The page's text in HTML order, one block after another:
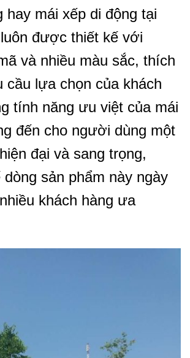
hay mái xếp di động tại
được thiết kế với
và nhiều màu sắc, thích
cầu lựa chọn của khách
tính năng ưu việt của mái
đến cho người dùng một
đại và sang trọng,
sản phẩm này ngày
khách hàng ưa